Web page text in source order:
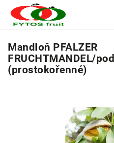
Mandloň PFALZER
FRUCHTMANDEL/
(prostokořenné)